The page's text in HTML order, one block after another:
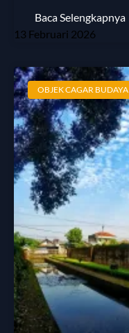
Baca Selengkapnya
13 Februari 2026
OBJEK CAGAR BUDAYA